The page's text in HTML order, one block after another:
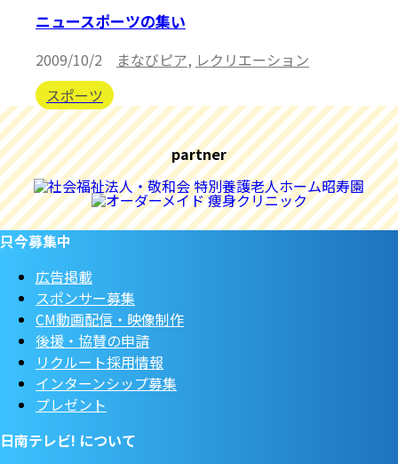
ニュースポーツの集い
2009/10/2 まなびピア, レクリエーション
スポーツ
partner
只今募集中
広告掲載
スポンサー募集
CM動画配信・映像制作
後援・協賛の申請
リクルート採用情報
インターンシップ募集
プレゼント
日南テレビ! について